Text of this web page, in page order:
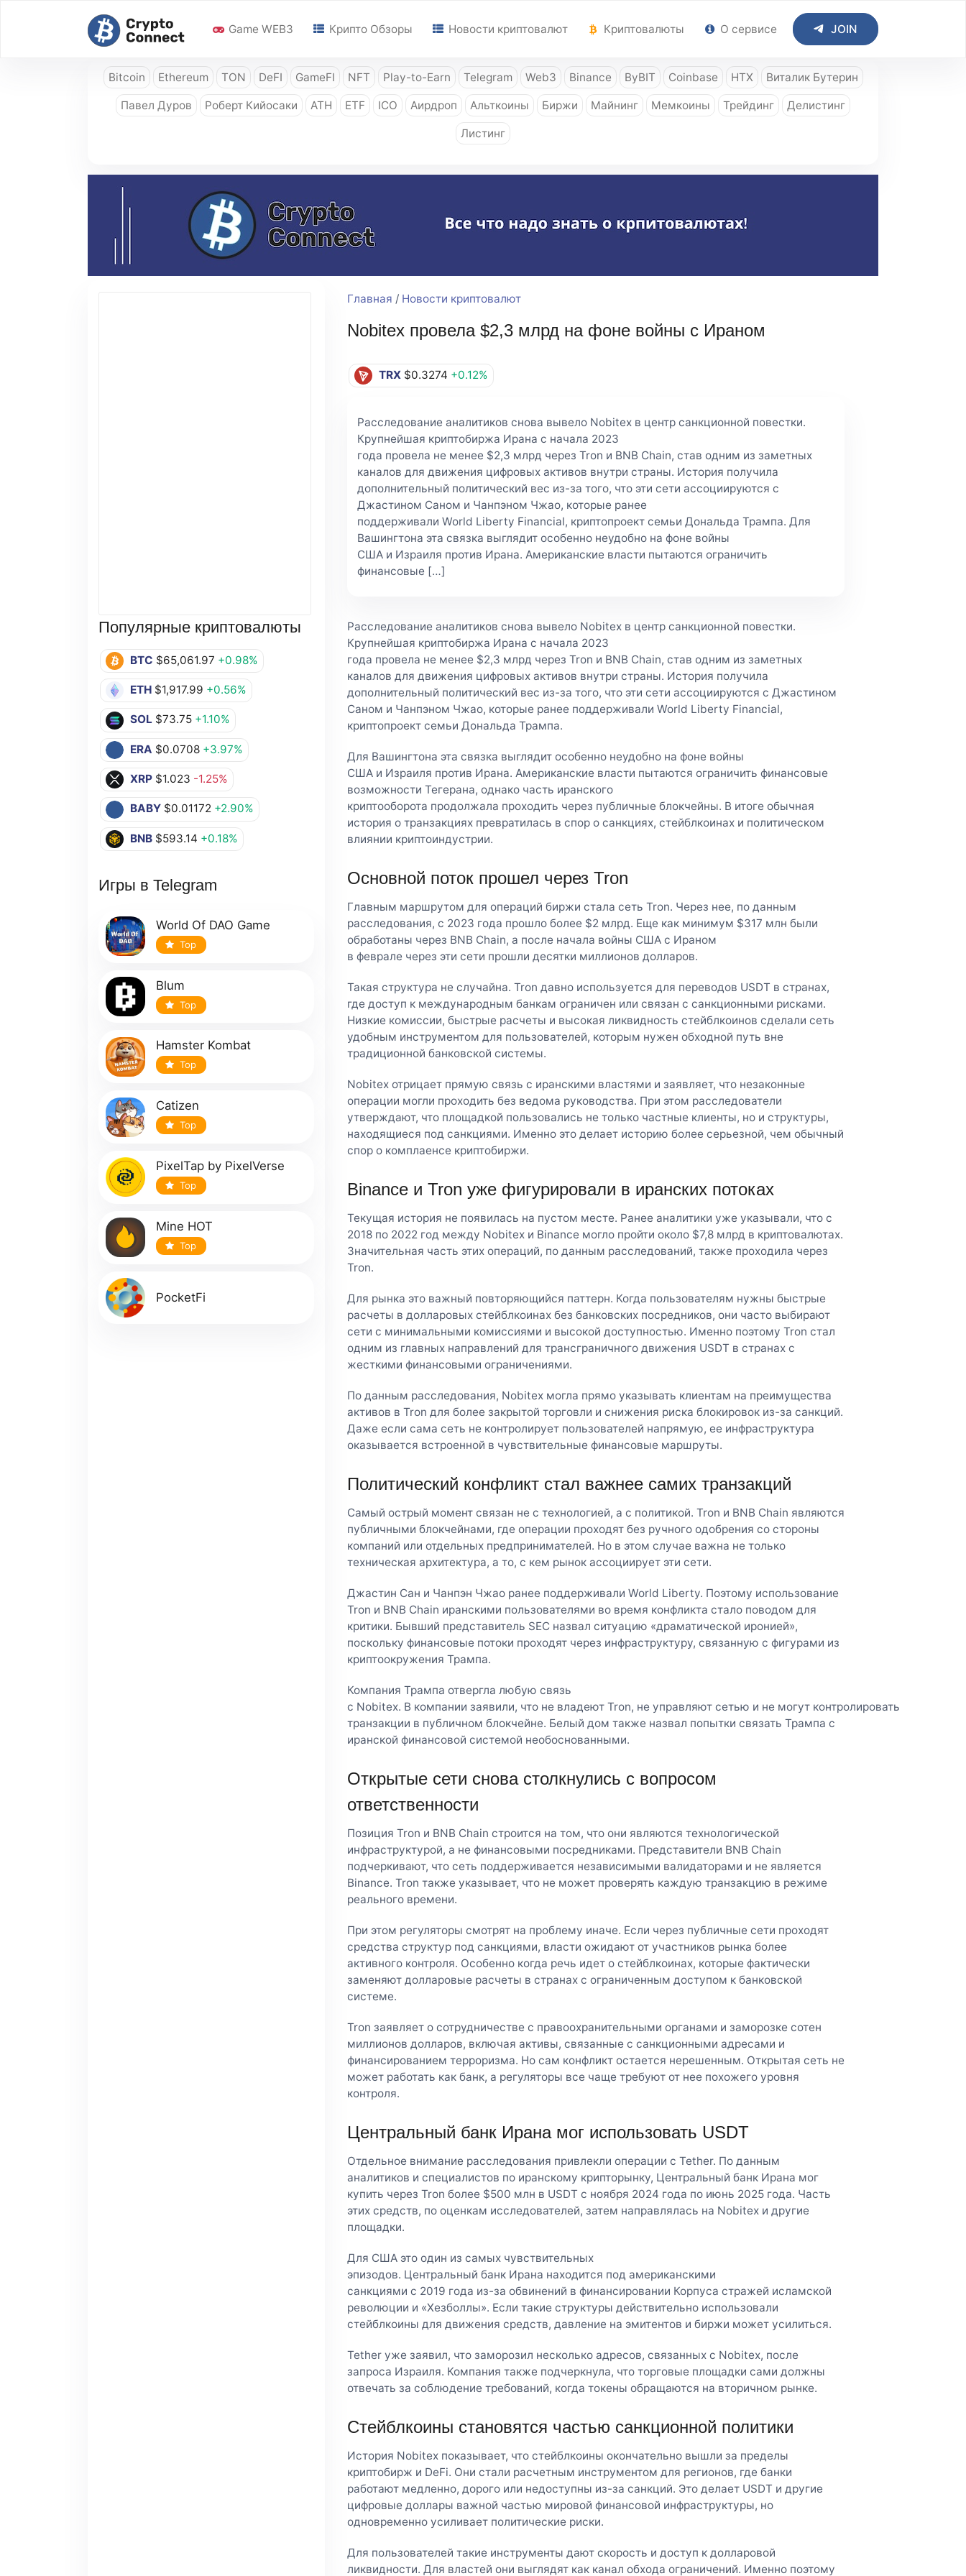
Game WEB3 Крипто Обзоры Новости криптовалют Криптовалюты О сервисе JOIN
Bitcoin Ethereum TON DeFI GameFI NFT Play-to-Earn Telegram Web3 Binance ByBIT Coinbase HTX Виталик Бутерин
Павел Дуров Роберт Кийосаки ATH ETF ICO Аирдроп Альткоины Биржи Майнинг Мемкоины Трейдинг Делистинг
Листинг
Популярные криптовалюты
BTC $65,061.97 +0.98%
ETH $1,917.99 +0.56%
SOL $73.75 +1.10%
ERA $0.0708 +3.97%
XRP $1.023 -1.25%
BABY $0.01172 +2.90%
BNB $593.14 +0.18%
Игры в Telegram
World Of DAO Game
Top
Blum
Top
Hamster Kombat
Top
Catizen
Top
PixelTap by PixelVerse
Top
Mine HOT
Top
PocketFi
Главная / Новости криптовалют
Nobitex провела $2,3 млрд на фоне войны с Ираном
TRX $0.3274 +0.12%
Расследование аналитиков снова вывело Nobitex в центр санкционной повестки.
Крупнейшая криптобиржа Ирана с начала 2023
года провела не менее $2,3 млрд через Tron и BNB Chain, став одним из заметных
каналов для движения цифровых активов внутри страны. История получила
дополнительный политический вес из-за того, что эти сети ассоциируются с
Джастином Саном и Чанпэном Чжао, которые ранее
поддерживали World Liberty Financial, криптопроект семьи Дональда Трампа. Для
Вашингтона эта связка выглядит особенно неудобно на фоне войны
США и Израиля против Ирана. Американские власти пытаются ограничить
финансовые […]
Расследование аналитиков снова вывело Nobitex в центр санкционной повестки.
Крупнейшая криптобиржа Ирана с начала 2023
года провела не менее $2,3 млрд через Tron и BNB Chain, став одним из заметных
каналов для движения цифровых активов внутри страны. История получила
дополнительный политический вес из-за того, что эти сети ассоциируются с Джастином
Саном и Чанпэном Чжао, которые ранее поддерживали World Liberty Financial,
криптопроект семьи Дональда Трампа.
Для Вашингтона эта связка выглядит особенно неудобно на фоне войны
США и Израиля против Ирана. Американские власти пытаются ограничить финансовые
возможности Тегерана, однако часть иранского
криптооборота продолжала проходить через публичные блокчейны. В итоге обычная
история о транзакциях превратилась в спор о санкциях, стейблкоинах и политическом
влиянии криптоиндустрии.
Основной поток прошел через Tron
Главным маршрутом для операций биржи стала сеть Tron. Через нее, по данным
расследования, с 2023 года прошло более $2 млрд. Еще как минимум $317 млн были
обработаны через BNB Chain, а после начала войны США с Ираном
в феврале через эти сети прошли десятки миллионов долларов.
Такая структура не случайна. Tron давно используется для переводов USDT в странах,
где доступ к международным банкам ограничен или связан с санкционными рисками.
Низкие комиссии, быстрые расчеты и высокая ликвидность стейблкоинов сделали сеть
удобным инструментом для пользователей, которым нужен обходной путь вне
традиционной банковской системы.
Nobitex отрицает прямую связь с иранскими властями и заявляет, что незаконные
операции могли проходить без ведома руководства. При этом расследователи
утверждают, что площадкой пользовались не только частные клиенты, но и структуры,
находящиеся под санкциями. Именно это делает историю более серьезной, чем обычный
спор о комплаенсе криптобиржи.
Binance и Tron уже фигурировали в иранских потоках
Текущая история не появилась на пустом месте. Ранее аналитики уже указывали, что с
2018 по 2022 год между Nobitex и Binance могло пройти около $7,8 млрд в криптовалютах.
Значительная часть этих операций, по данным расследований, также проходила через
Tron.
Для рынка это важный повторяющийся паттерн. Когда пользователям нужны быстрые
расчеты в долларовых стейблкоинах без банковских посредников, они часто выбирают
сети с минимальными комиссиями и высокой доступностью. Именно поэтому Tron стал
одним из главных направлений для трансграничного движения USDT в странах с
жесткими финансовыми ограничениями.
По данным расследования, Nobitex могла прямо указывать клиентам на преимущества
активов в Tron для более закрытой торговли и снижения риска блокировок из-за санкций.
Даже если сама сеть не контролирует пользователей напрямую, ее инфраструктура
оказывается встроенной в чувствительные финансовые маршруты.
Политический конфликт стал важнее самих транзакций
Самый острый момент связан не с технологией, а с политикой. Tron и BNB Chain являются
публичными блокчейнами, где операции проходят без ручного одобрения со стороны
компаний или отдельных предпринимателей. Но в этом случае важна не только
техническая архитектура, а то, с кем рынок ассоциирует эти сети.
Джастин Сан и Чанпэн Чжао ранее поддерживали World Liberty. Поэтому использование
Tron и BNB Chain иранскими пользователями во время конфликта стало поводом для
критики. Бывший представитель SEC назвал ситуацию «драматической иронией»,
поскольку финансовые потоки проходят через инфраструктуру, связанную с фигурами из
криптоокружения Трампа.
Компания Трампа отвергла любую связь
с Nobitex. В компании заявили, что не владеют Tron, не управляют сетью и не могут контролировать
транзакции в публичном блокчейне. Белый дом также назвал попытки связать Трампа с
иранской финансовой системой необоснованными.
Открытые сети снова столкнулись с вопросом
ответственности
Позиция Tron и BNB Chain строится на том, что они являются технологической
инфраструктурой, а не финансовыми посредниками. Представители BNB Chain
подчеркивают, что сеть поддерживается независимыми валидаторами и не является
Binance. Tron также указывает, что не может проверять каждую транзакцию в режиме
реального времени.
При этом регуляторы смотрят на проблему иначе. Если через публичные сети проходят
средства структур под санкциями, власти ожидают от участников рынка более
активного контроля. Особенно когда речь идет о стейблкоинах, которые фактически
заменяют долларовые расчеты в странах с ограниченным доступом к банковской
системе.
Tron заявляет о сотрудничестве с правоохранительными органами и заморозке сотен
миллионов долларов, включая активы, связанные с санкционными адресами и
финансированием терроризма. Но сам конфликт остается нерешенным. Открытая сеть не
может работать как банк, а регуляторы все чаще требуют от нее похожего уровня
контроля.
Центральный банк Ирана мог использовать USDT
Отдельное внимание расследования привлекли операции с Tether. По данным
аналитиков и специалистов по иранскому крипторынку, Центральный банк Ирана мог
купить через Tron более $500 млн в USDT с ноября 2024 года по июнь 2025 года. Часть
этих средств, по оценкам исследователей, затем направлялась на Nobitex и другие
площадки.
Для США это один из самых чувствительных
эпизодов. Центральный банк Ирана находится под американскими
санкциями с 2019 года из-за обвинений в финансировании Корпуса стражей исламской
революции и «Хезболлы». Если такие структуры действительно использовали
стейблкоины для движения средств, давление на эмитентов и биржи может усилиться.
Tether уже заявил, что заморозил несколько адресов, связанных с Nobitex, после
запроса Израиля. Компания также подчеркнула, что торговые площадки сами должны
отвечать за соблюдение требований, когда токены обращаются на вторичном рынке.
Стейблкоины становятся частью санкционной политики
История Nobitex показывает, что стейблкоины окончательно вышли за пределы
криптобирж и DeFi. Они стали расчетным инструментом для регионов, где банки
работают медленно, дорого или недоступны из-за санкций. Это делает USDT и другие
цифровые доллары важной частью мировой финансовой инфраструктуры, но
одновременно усиливает политические риски.
Для пользователей такие инструменты дают скорость и доступ к долларовой
ликвидности. Для властей они выглядят как канал обхода ограничений. Именно поэтому